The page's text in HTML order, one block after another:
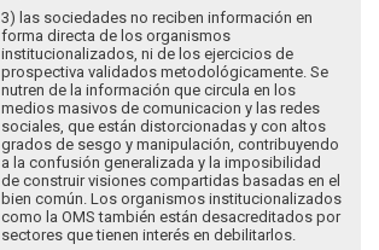
3) las sociedades no reciben información en
forma directa de los organismos
institucionalizados, ni de los ejercicios de
prospectiva validados metodológicamente. Se
nutren de la información que circula en los
medios masivos de comunicacion y las redes
sociales, que están distorcionadas y con altos
grados de sesgo y manipulación, contribuyendo
a la confusión generalizada y la imposibilidad
de construir visiones compartidas basadas en el
bien común. Los organismos institucionalizados
como la OMS también están desacreditados por
sectores que tienen interés en debilitarlos.